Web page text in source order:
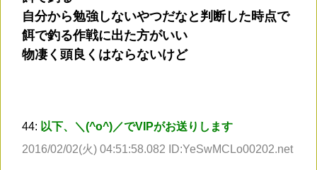
自分から勉強しないやつだなと判断した時点で
餌で釣る作戦に出た方がいい
物凄く頭良くはならないけど
44: 以下、＼(^o^)／でVIPがお送りします
2016/02/02(火) 04:51:58.082 ID:YeSwMCLo00202.net